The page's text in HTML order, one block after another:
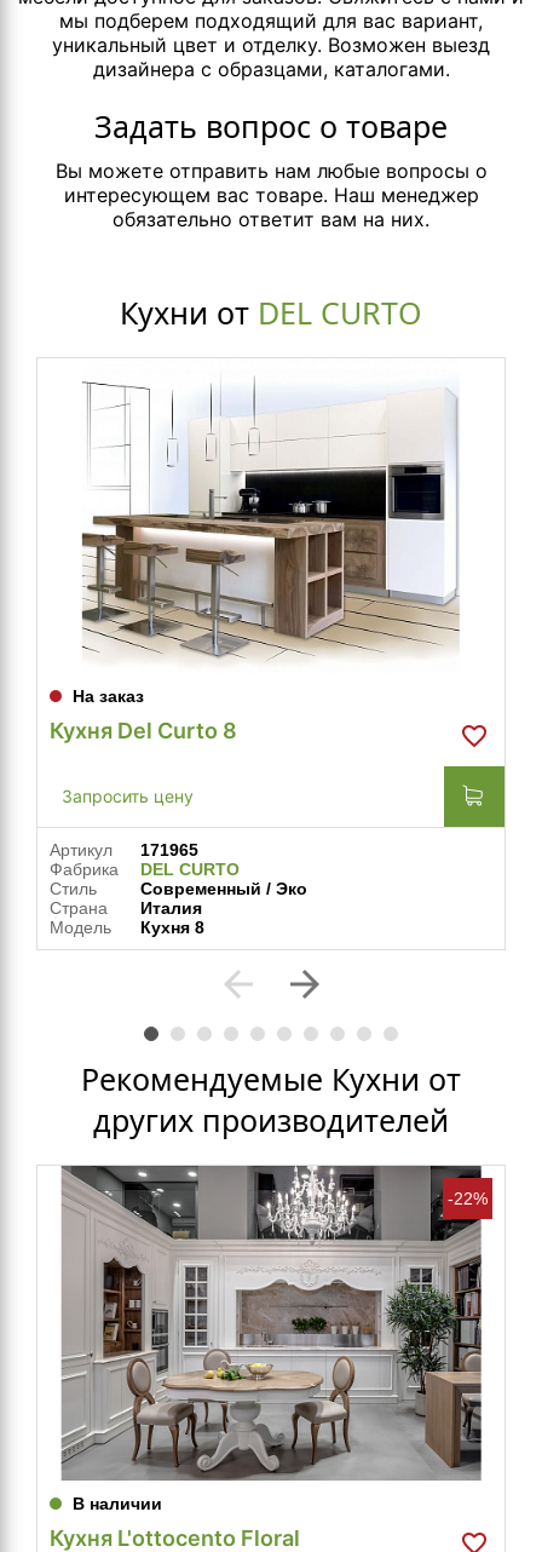
мы подберем подходящий для вас вариант,
уникальный цвет и отделку. Возможен выезд
дизайнера с образцами, каталогами.
Задать вопрос о товаре
Вы можете отправить нам любые вопросы о
интересующем вас товаре. Наш менеджер
обязательно ответит вам на них.
Кухни от DEL CURTO
На заказ
Кухня Del Curto 8
Запросить цену
Артикул
171965
Фабрика
DEL CURTO
Стиль
Современный / Эко
Страна
Италия
Модель
Кухня 8
arrow_back arrow_forward
Рекомендуемые Кухни от
других производителей
-22%
В наличии
Кухня L'ottocento Floral